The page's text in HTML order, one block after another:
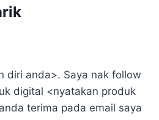
diri anda>. Saya nak follow
digital <nyatakan produk
terima pada email saya